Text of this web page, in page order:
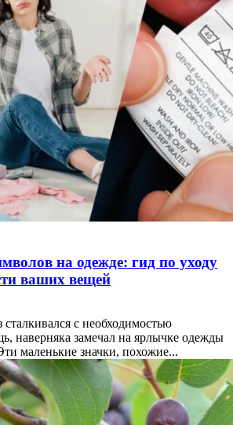
на одежде: гид по уходу
ваших вещей
с необходимостью
наверняка замечал на ярлычке одежды
маленькие значки, похожие...